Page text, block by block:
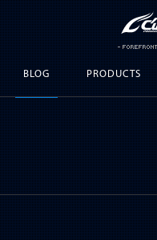
BLOG PRODUCTS